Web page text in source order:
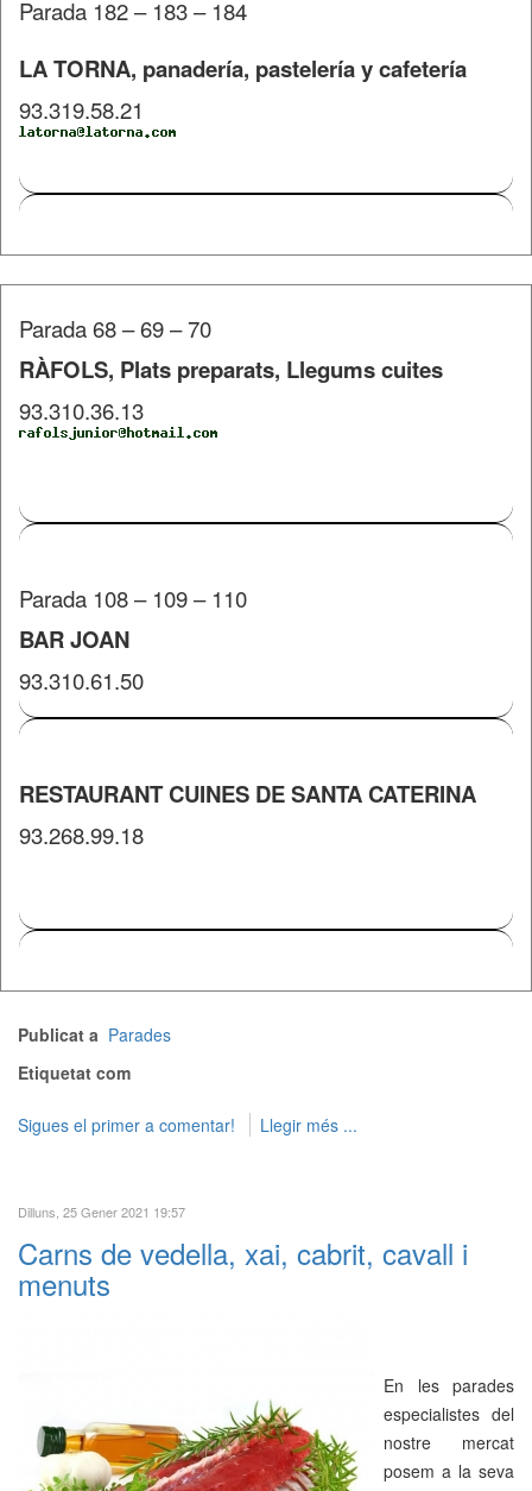
Parada 182 – 183 – 184
LA TORNA, panadería, pastelería y cafetería
93.319.58.21
Parada 68 – 69 – 70
RÀFOLS, Plats preparats, Llegums cuites
93.310.36.13
Parada 108 – 109 – 110
BAR JOAN
93.310.61.50
RESTAURANT CUINES DE SANTA CATERINA
93.268.99.18
Publicat a Parades
Etiquetat com
Sigues el primer a comentar! Llegir més ...
Dilluns, 25 Gener 2021 19:57
Carns de vedella, xai, cabrit, cavall i
menuts
En les parades
especialistes del
nostre mercat
posem a la seva